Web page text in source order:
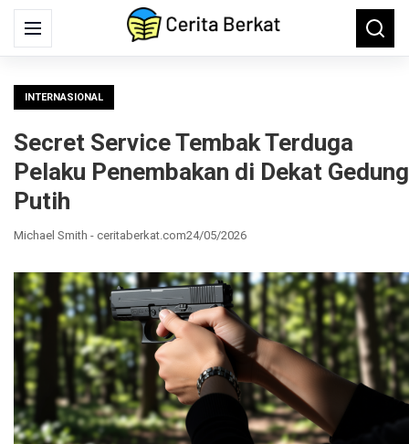
Menu
Search
for:
INTERNASIONAL
Secret Service Tembak Terduga
Pelaku Penembakan di Dekat Gedung
Putih
Michael Smith - ceritaberkat.com24/05/2026